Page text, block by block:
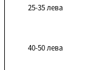
25-35 лева
40-50 лева